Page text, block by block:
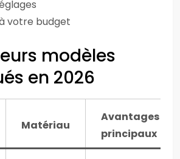
votre budget
modèles
en 2026
Matériau
Avantages
principaux